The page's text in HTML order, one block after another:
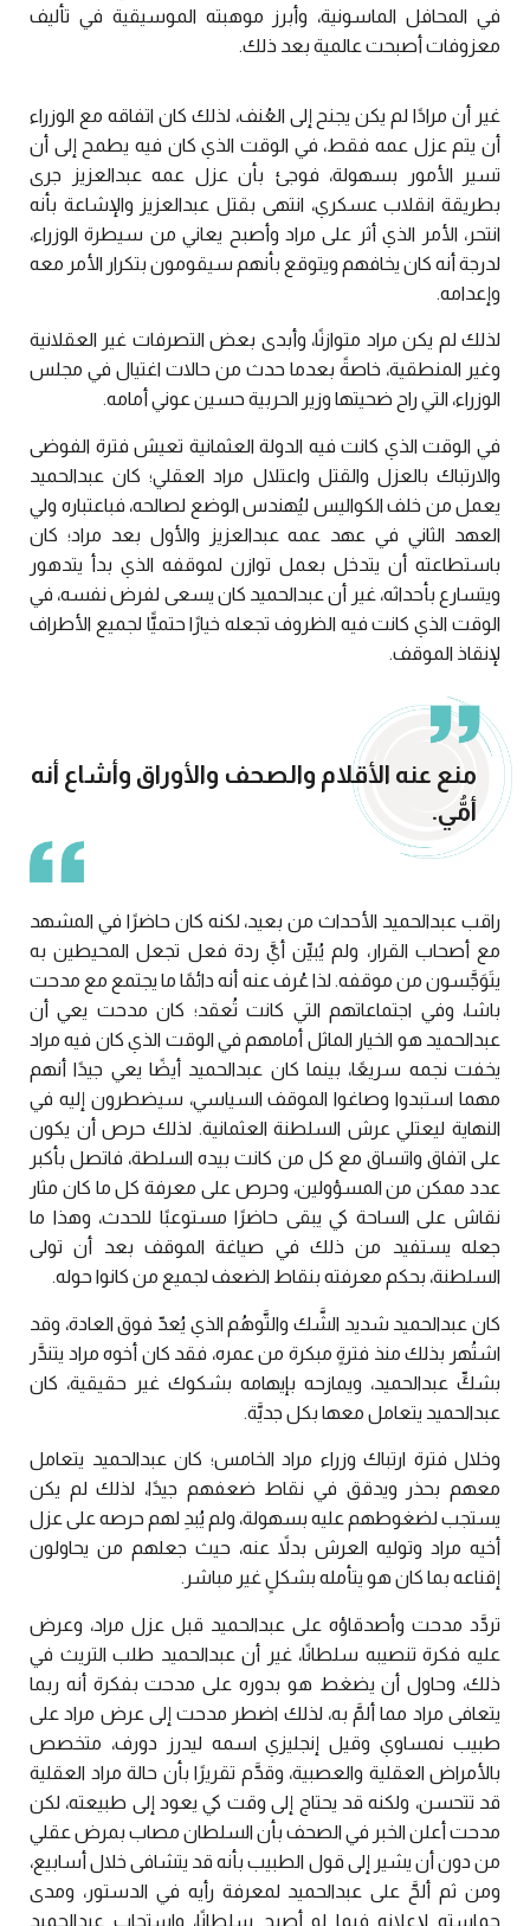
في المحافل الماسونية، وأبرز موهبته الموسيقية في تأليف
معزوفات أصبحت عالمية بعد ذلك.
غير أن مرادًا لم يكن يجنح إلى العُنف، لذلك كان اتفاقه مع الوزراء
أن يتم عزل عمه فقط، في الوقت الذي كان فيه يطمح إلى أن
تسير الأمور بسهولة، فوجئ بأن عزل عمه عبدالعزيز جرى
بطريقة انقلاب عسكري، انتهى بقتل عبدالعزيز والإشاعة بأنه
انتحر، الأمر الذي أثر على مراد وأصبح يعاني من سيطرة الوزراء،
لدرجة أنه كان يخافهم ويتوقع بأنهم سيقومون بتكرار الأمر معه
وإعدامه.
لذلك لم يكن مراد متوازنًا، وأبدى بعض التصرفات غير العقلانية
وغير المنطقية، خاصةً بعدما حدث من حالات اغتيال في مجلس
الوزراء، التي راح ضحيتها وزير الحربية حسين عوني أمامه.
في الوقت الذي كانت فيه الدولة العثمانية تعيش فترة الفوضى
والارتباك بالعزل والقتل واعتلال مراد العقلي؛ كان عبدالحميد
يعمل من خلف الكواليس ليُهندس الوضع لصالحه، فباعتباره ولي
العهد الثاني في عهد عمه عبدالعزيز والأول بعد مراد؛ كان
باستطاعته أن يتدخل بعمل توازن لموقفه الذي بدأ يتدهور
ويتسارع بأحداثه، غير أن عبدالحميد كان يسعى لفرض نفسه، في
الوقت الذي كانت فيه الظروف تجعله خيارًا حتميًّا لجميع الأطراف
لإنقاذ الموقف.
منع عنه الأقلام والصحف والأوراق وأشاع أنه
أمُّي.
راقب عبدالحميد الأحداث من بعيد، لكنه كان حاضرًا في المشهد
مع أصحاب القرار، ولم يُبيِّن أيَّ ردة فعل تجعل المحيطين به
يتَوَجَّسون من موقفه. لذا عُرف عنه أنه دائمًا ما يجتمع مع مدحت
باشا، وفي اجتماعاتهم التي كانت تُعقد؛ كان مدحت يعي أن
عبدالحميد هو الخيار الماثل أمامهم في الوقت الذي كان فيه مراد
يخفت نجمه سريعًا، بينما كان عبدالحميد أيضًا يعي جيدًا أنهم
مهما استبدوا وصاغوا الموقف السياسي، سيضطرون إليه في
النهاية ليعتلي عرش السلطنة العثمانية. لذلك حرص أن يكون
على اتفاق واتساق مع كل من كانت بيده السلطة، فاتصل بأكبر
عدد ممكن من المسؤولين، وحرص على معرفة كل ما كان مثار
نقاش على الساحة كي يبقى حاضرًا مستوعبًا للحدث، وهذا ما
جعله يستفيد من ذلك في صياغة الموقف بعد أن تولى
السلطنة، بحكم معرفته بنقاط الضعف لجميع من كانوا حوله.
كان عبدالحميد شديد الشَّك والتَّوهُم الذي يُعدّ فوق العادة، وقد
اشتُهر بذلك منذ فترةٍ مبكرة من عمره، فقد كان أخوه مراد يتندَّر
بشكِّ عبدالحميد، ويمازحه بإيهامه بشكوك غير حقيقية، كان
عبدالحميد يتعامل معها بكل جديَّة.
وخلال فترة ارتباك وزراء مراد الخامس؛ كان عبدالحميد يتعامل
معهم بحذر ويدقق في نقاط ضعفهم جيدًا، لذلك لم يكن
يستجب لضغوطهم عليه بسهولة، ولم يُبدِ لهم حرصه على عزل
أخيه مراد وتوليه العرش بدلاً عنه، حيث جعلهم من يحاولون
إقناعه بما كان هو يتأمله بشكلٍ غير مباشر.
تردَّد مدحت وأصدقاؤه على عبدالحميد قبل عزل مراد، وعرض
عليه فكرة تنصيبه سلطانًا، غير أن عبدالحميد طلب التريث في
ذلك، وحاول أن يضغط هو بدوره على مدحت بفكرة أنه ربما
يتعافى مراد مما ألمَّ به، لذلك اضطر مدحت إلى عرض مراد على
طبيب نمساوي وقيل إنجليزي اسمه ليدرز دورف، متخصص
بالأمراض العقلية والعصبية، وقدَّم تقريرًا بأن حالة مراد العقلية
قد تتحسن، ولكنه قد يحتاج إلى وقت كي يعود إلى طبيعته، لكن
مدحت أعلن الخبر في الصحف بأن السلطان مصاب بمرض عقلي
من دون أن يشير إلى قول الطبيب بأنه قد يتشافى خلال أسابيع،
ومن ثم ألحَّ على عبدالحميد لمعرفة رأيه في الدستور، ومدى
حماسته لإعلانه فيما لو أصبح سلطانًا، واستجاب عبدالحميد